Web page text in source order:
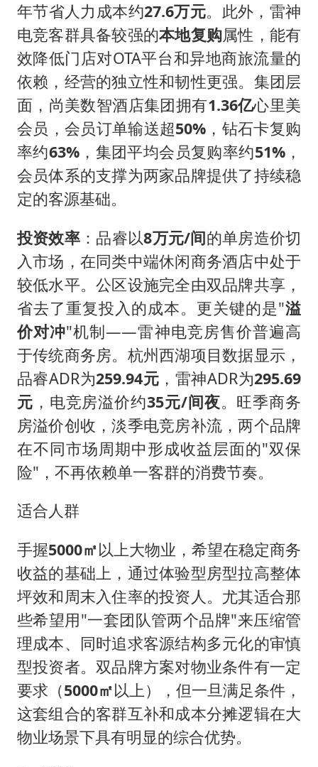
年节省人力成本约27.6万元。此外，雷神
电竞客群具备较强的本地复购属性，能有
效降低门店对OTA平台和异地商旅流量的
依赖，经营的独立性和韧性更强。集团层
面，尚美数智酒店集团拥有1.36亿心里美
会员，会员订单输送超50% ，钻石卡复购
率约63%，集团平均会员复购率约51%，
会员体系的支撑为两家品牌提供了持续稳
定的客源基础。
投资效率 ：品睿以8万元/间的单房造价切
入市场，在同类中端休闲商务酒店中处于
较低水平。公区设施完全由双品牌共享，
省去了重复投入的成本。更关键的是"溢
价对冲"机制——雷神电竞房售价普遍高
于传统商务房。杭州西湖项目数据显示，
品睿ADR为259.94元 ，雷神ADR为295.69
元 ，电竞房溢价约35元/间夜。旺季商务
房溢价创收，淡季电竞房补流，两个品牌
在不同市场周期中形成收益层面的"双保
险"，不再依赖单一客群的消费节奏。
适合人群
手握5000㎡以上大物业，希望在稳定商务
收益的基础上，通过体验型房型拉高整体
坪效和周末入住率的投资人。尤其适合那
些希望用"一套团队管两个品牌"来压缩管
理成本、同时追求客源结构多元化的审慎
型投资者。双品牌方案对物业条件有一定
要求（5000㎡以上），但一旦满足条件，
这套组合的客群互补和成本分摊逻辑在大
物业场景下具有明显的综合优势。